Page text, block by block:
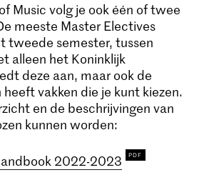
Music volg je ook één of twee
meeste Master Electives
tweede semester, tussen
alleen het Koninklijk
deze aan, maar ook de
vakken die je kunt kiezen.
en de beschrijvingen van
kunnen worden:
2022-2023